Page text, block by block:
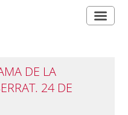
DE LA
24 DE